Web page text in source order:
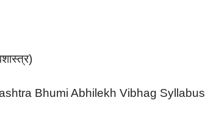
Bhumi Abhilekh Vibhag Syllabus